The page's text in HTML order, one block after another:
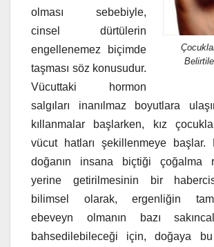
olması sebebiyle,
cinsel dürtülerin
engellenemez biçimde
taşması söz konusudur.
Vücuttaki hormon
salgıları inanılmaz boyutlara
kıllanmalar başlarken, kız
vücut hatları şekillenmeye başlar.
doğanın insana biçtiği çoğalma
yerine getirilmesinin bir
bilimsel olarak, ergenliğin
ebeveyn olmanın bazı
bahsedilebileceği için, doğaya